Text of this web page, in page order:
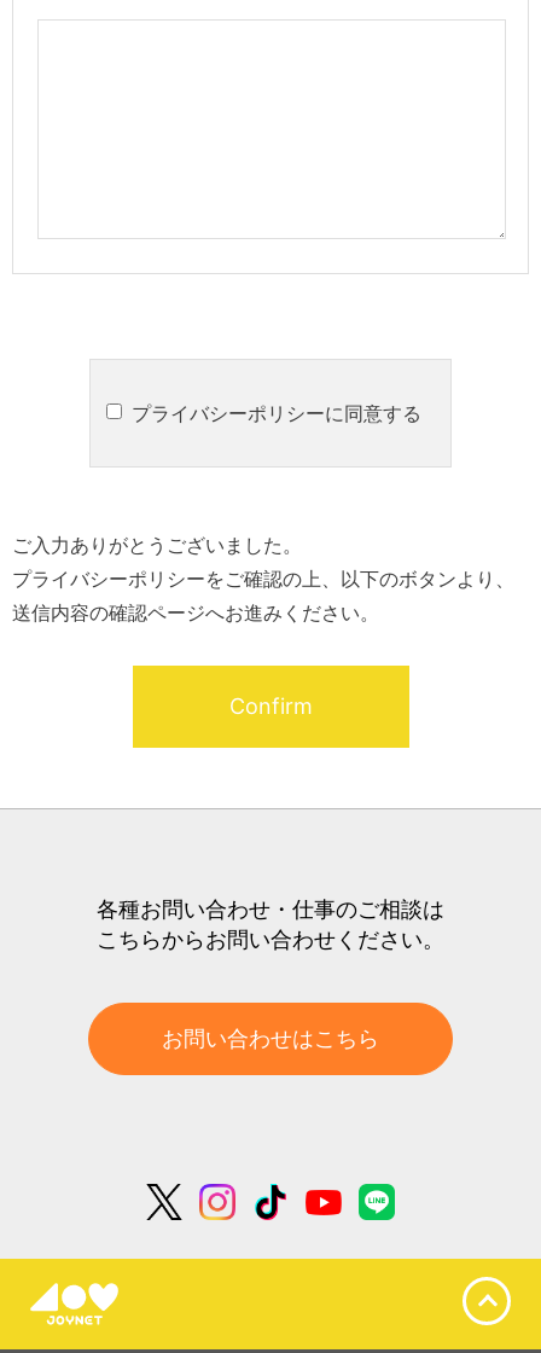
プライバシーポリシーに同意する
ご入力ありがとうございました。
プライバシーポリシーをご確認の上、以下のボタンより、
送信内容の確認ページへお進みください。
各種お問い合わせ・仕事のご相談は
こちらからお問い合わせください。
お問い合わせはこちら